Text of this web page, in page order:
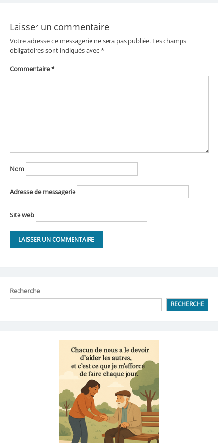
Laisser un commentaire
Votre adresse de messagerie ne sera pas publiée. Les champs
obligatoires sont indiqués avec*
Commentaire*
Nom
Adresse de messagerie
Site web
Recherche
RECHERCHE